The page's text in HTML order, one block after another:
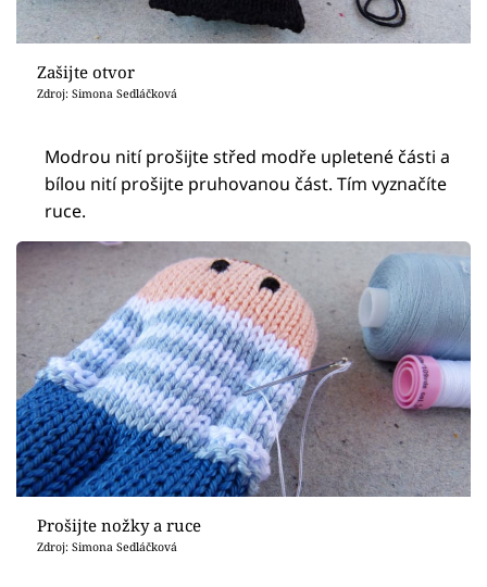
Zašijte otvor
Zdroj: Simona Sedláčková
Modrou nití prošijte střed modře upletené části a
bílou nití prošijte pruhovanou část. Tím vyznačíte
ruce.
Prošijte nožky a ruce
Zdroj: Simona Sedláčková